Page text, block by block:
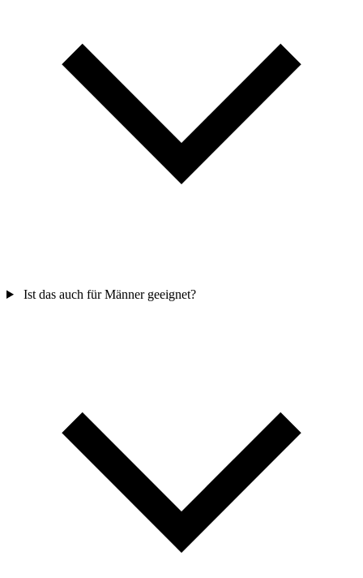
Ist das auch für Männer geeignet?